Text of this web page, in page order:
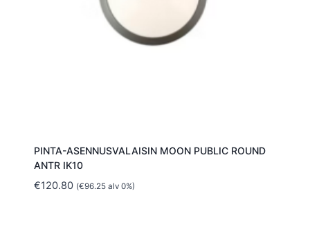
PINTA-ASENNUSVALAISIN MOON PUBLIC ROUND
ANTR IK10
€120.80 (€96.25alv 0%)